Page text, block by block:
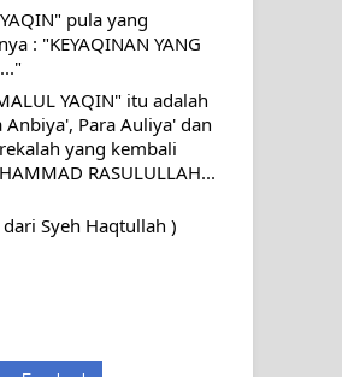
pula yang
: "KEYAQINAN YANG
YAQIN" itu adalah
Anbiya', Para Auliya' dan
yang kembali
RASULULLAH...
Syeh Haqtullah )